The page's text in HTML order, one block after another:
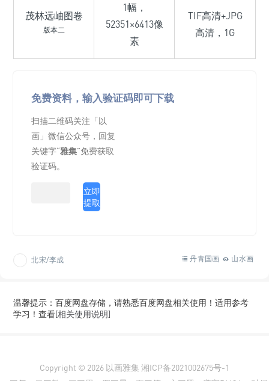
茂林远岫图卷
版本二
1幅，
52351×6413像
素
TIF高清+JPG
高清，1G
免费资料，输入验证码即可下载
扫描二维码关注「以
画」微信公众号，回复
关键字“雅集”免费获取
验证码。
立即
提取
北宋/李成 山水画
丹青国画
温馨提示：百度网盘存储，请熟悉百度网盘相关使用！适用参考
学习！查看[相关使用说明]
Copyright © 2026 以画雅集 湘ICP备2021002675号-1